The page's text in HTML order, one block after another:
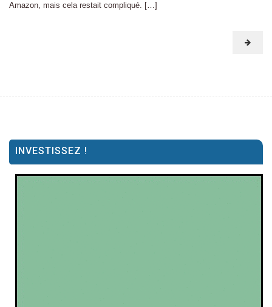
Amazon, mais cela restait compliqué. […]
INVESTISSEZ !